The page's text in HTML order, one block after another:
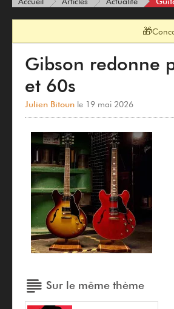
🎁
Gibson redonne
et 60s
Julien Bitounle 19 mai 2026
Sur le même thème